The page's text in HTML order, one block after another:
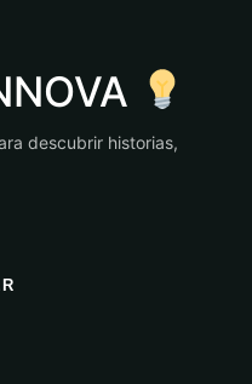
descubrir historias,